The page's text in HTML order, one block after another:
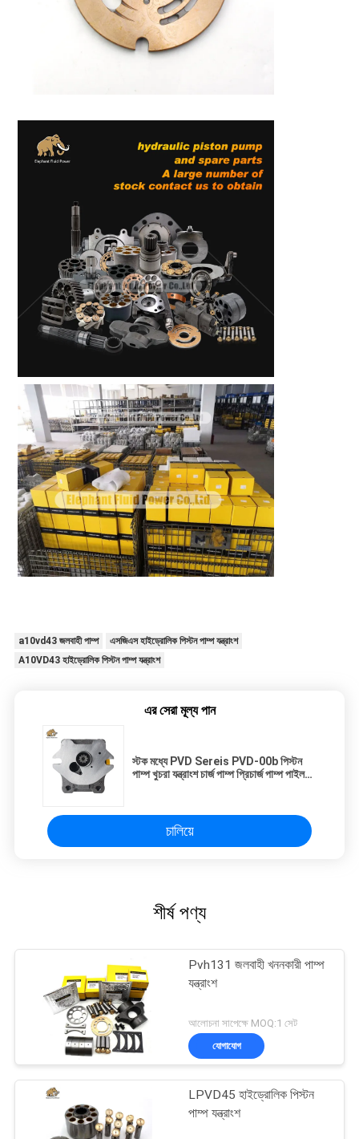
a10vd43 জলবাহী পাম্প
এসজিএস হাইড্রোলিক পিস্টন পাম্প যন্ত্রাংশ
A10VD43 হাইড্রোলিক পিস্টন পাম্প যন্ত্রাংশ
এর সেরা মূল্য পান
স্টক মধ্যে PVD Sereis PVD-00b পিস্টন
পাম্প খুচরা যন্ত্রাংশ চার্জ পাম্প প্রিচার্জ পাম্প পাইলট
চালিয়ে
শীর্ষ পণ্য
Pvh131 জলবাহী খননকারী পাম্প
যন্ত্রাংশ
আলোচনা সাপেক্ষে MOQ:1 সেট
যোগাযোগ
LPVD45 হাইড্রোলিক পিস্টন
পাম্প যন্ত্রাংশ